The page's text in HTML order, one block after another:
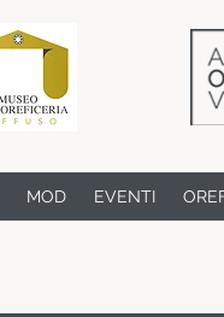
MOD EVENTI